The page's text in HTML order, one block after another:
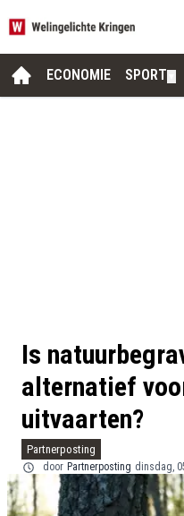
ECONOMIE SPORT
Is
alternatief
uitvaarten?
Partnerposting
door Partnerposting dinsdag,